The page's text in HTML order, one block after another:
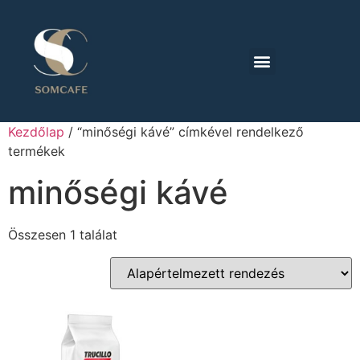
Kezdőlap / “minőségi kávé” címkével rendelkező
termékek
minőségi kávé
Összesen 1 találat